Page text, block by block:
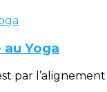
Yoga
par